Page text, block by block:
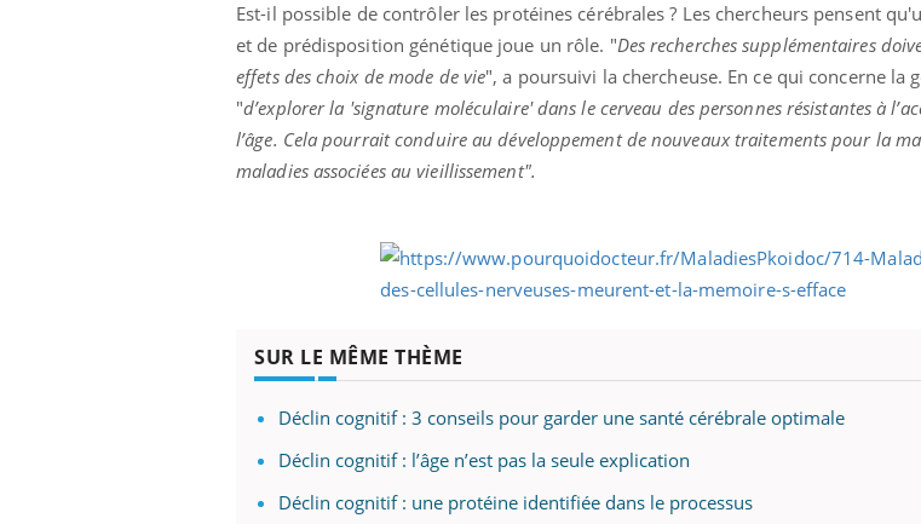
Est-il possible de contrôler les protéines cérébrales ? Les chercheurs pensent
et de prédisposition génétique joue un rôle. "Des recherches supplémentaires
effets des choix de mode de vie", a poursuivi la chercheuse. En ce qui concerne la
"d’explorer la 'signature moléculaire' dans le cerveau des personnes résistantes à
l’âge. Cela pourrait conduire au développement de nouveaux traitements pour la
maladies associées au vieillissement".
SUR LE MÊME THÈME
Déclin cognitif : 3 conseils pour garder une santé cérébrale optimale
Déclin cognitif : l’âge n’est pas la seule explication
Déclin cognitif : une protéine identifiée dans le processus